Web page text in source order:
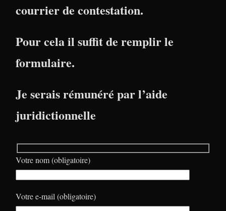
courrier de contestation.
Pour cela il suffit de remplir le
formulaire.
Je serais rémunéré par l’aide
juridictionnelle
Votre nom (obligatoire)
Votre e-mail (obligatoire)